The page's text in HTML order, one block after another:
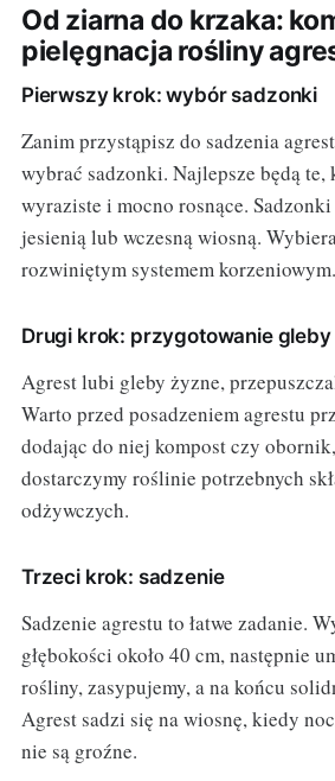
Od ziarna do krzaka:
pielęgnacja rośliny
Pierwszy krok: wybór sadzonki
Zanim przystąpisz do sadzenia
wybrać sadzonki. Najlepsze będą te,
wyraziste i mocno rosnące.
jesienią lub wczesną wiosną.
rozwiniętym systemem korzeniowym.
Drugi krok: przygotowanie gleby
Agrest lubi gleby żyzne,
Warto przed posadzeniem agrestu
dodając do niej kompost czy
dostarczymy roślinie potrzebnych
odżywczych.
Trzeci krok: sadzenie
Sadzenie agrestu to łatwe zadanie.
głębokości około 40 cm, następnie
rośliny, zasypujemy, a na końcu
Agrest sadzi się na wiosnę, kiedy
nie są groźne.